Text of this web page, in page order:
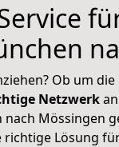
Ob um
Netzwerk
Mössingen
richtige Lösung